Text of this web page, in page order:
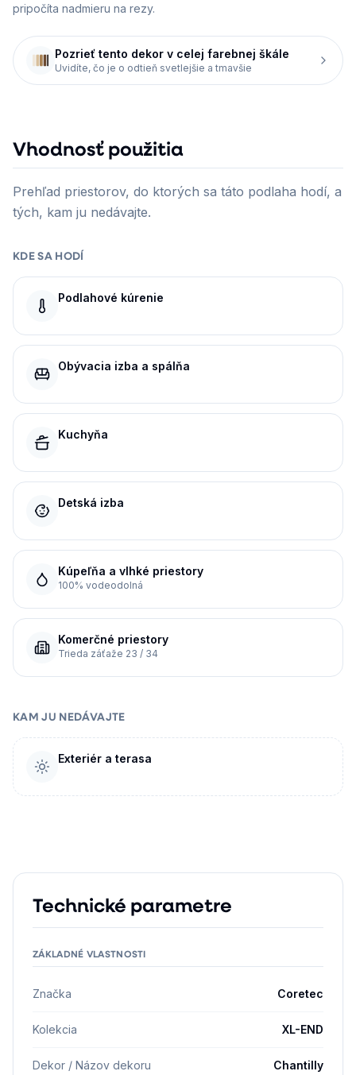
pripočíta nadmieru na rezy.
Pozrieť tento dekor v celej farebnej škále
Uvidíte, čo je o odtieň svetlejšie a tmavšie
Vhodnosť použitia
Prehľad priestorov, do ktorých sa táto podlaha hodí, a
tých, kam ju nedávajte.
KDE SA HODÍ
Podlahové kúrenie
Obývacia izba a spálňa
Kuchyňa
Detská izba
Kúpeľňa a vlhké priestory
100% vodeodolná
Komerčné priestory
Trieda záťaže 23 / 34
KAM JU NEDÁVAJTE
Exteriér a terasa
Technické parametre
ZÁKLADNÉ VLASTNOSTI
Značka Coretec
Kolekcia XL-END
Dekor / Názov dekoru Chantilly